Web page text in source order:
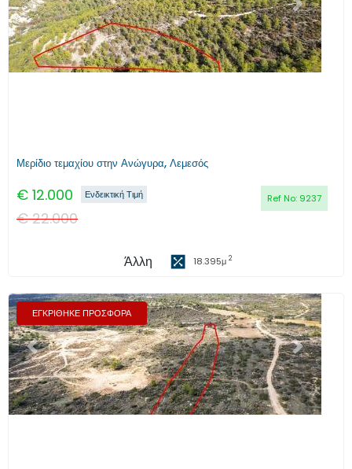
Προηγούμενο Επόμενο
Μερίδιο τεμαχίου στην Ανώγυρα, Λεμεσός
€ 12.000 Ref No: 9237
Ενδεικτική Τιμή
€22.000
Άλλη 18.395μ 2
ΕΓΚΡΙΘΗΚΕ ΠΡΟΣΦΟΡΑ
Προηγούμενο Επόμενο